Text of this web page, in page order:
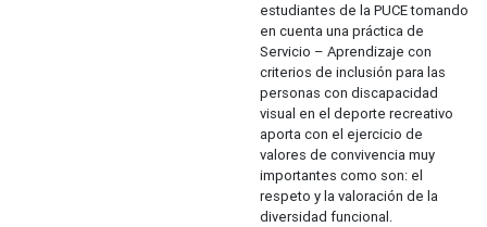
estudiantes de la PUCE tomando
en cuenta una práctica de
Servicio – Aprendizaje con
criterios de inclusión para las
personas con discapacidad
visual en el deporte recreativo
aporta con el ejercicio de
valores de convivencia muy
importantes como son: el
respeto y la valoración de la
diversidad funcional.